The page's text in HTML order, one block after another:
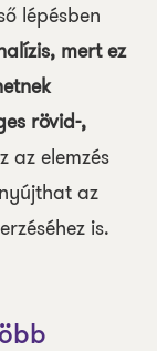
lépésben
mert ez
rövid-,
az elemzés
az
is.